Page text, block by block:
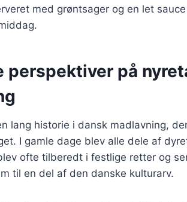
med grøntsager og en let
perspektiver på
lang historie i dansk madlavning,
I gamle dage blev alle dele af
ofte tilberedt i festlige retter og
til en del af den danske kulturarv.